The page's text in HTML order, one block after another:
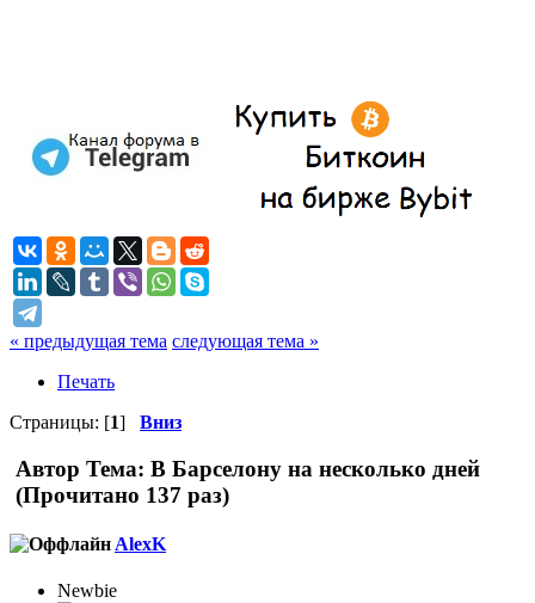
« предыдущая тема следующая тема »
Печать
Страницы: [1] Вниз
Автор Тема: В Барселону на несколько дней
(Прочитано 137 раз)
AlexK
Newbie